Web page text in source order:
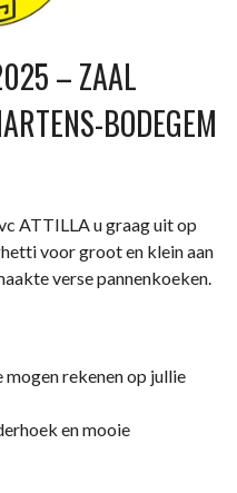
– ZAAL
BODEGEM
ATTILLA u graag uit op
voor groot en klein aan
verse pannenkoeken.
rekenen op jullie
en mooie